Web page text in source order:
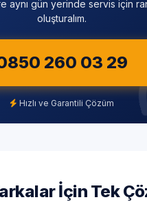
aynı gün yerinde servis için
oluşturalım.
260 03 29
Hızlı ve Garantili Çözüm
İçin Tek